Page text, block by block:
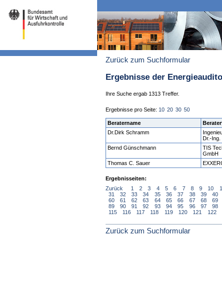
Zurück zum Suchformular
Ergebnisse der
Ihre Suche ergab 1313 Treffer.
Ergebnisse pro Seite: 10 20 30 50
Beratername
Dr.Dirk Schramm
Dr.-
Bernd Günschmann
TIS
GmbH
Thomas C. Sauer
Ergebnisseiten:
Zurück
1 2 3 4 5 6 7 8 9 10
31
32 33 34 35 36 37 38 39
40
60
61 62 63 64 65 66 67 68
69
89
90 91 92 93 94 95 96 97
98
115
116 117 118 119 120 121 122
Zurück zum Suchformular